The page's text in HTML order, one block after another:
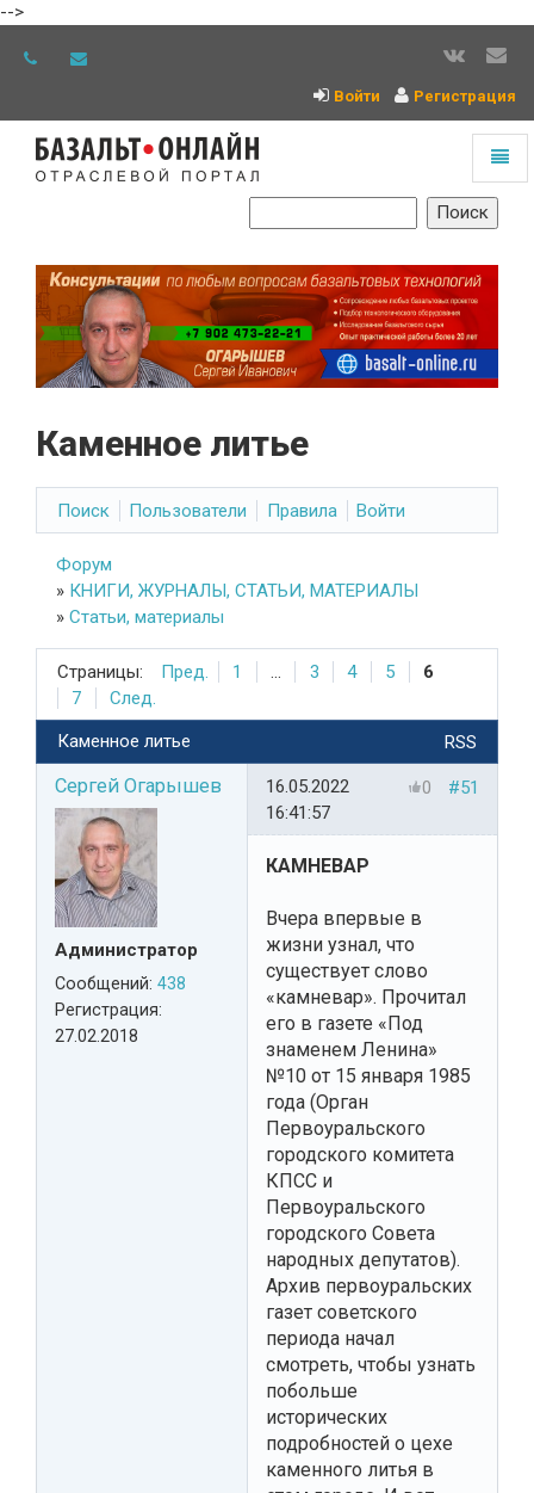
-->
Войти Регистрация
Каменное литье
Поиск Пользователи Правила Войти
Форум
» КНИГИ, ЖУРНАЛЫ, СТАТЬИ, МАТЕРИАЛЫ
» Статьи, материалы
Страницы: Пред. 1 ... 3 4 5
6
7
След.
RSS
Каменное литье
Сергей Огарышев
Администратор
Сообщений: 438
Регистрация:
27.02.2018
#51
0
16.05.2022
16:41:57
КАМНЕВАР
Вчера впервые в
жизни узнал, что
существует слово
«камневар». Прочитал
его в газете «Под
знаменем Ленина»
№10 от 15 января 1985
года (Орган
Первоуральского
городского комитета
КПСС и
Первоуральского
городского Совета
народных депутатов).
Архив первоуральских
газет советского
периода начал
смотреть, чтобы узнать
побольше
исторических
подробностей о цехе
каменного литья в